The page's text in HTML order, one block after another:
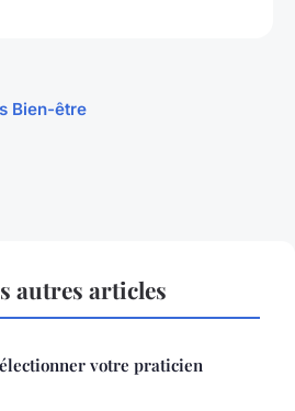
Bien-être
autres articles
votre praticien